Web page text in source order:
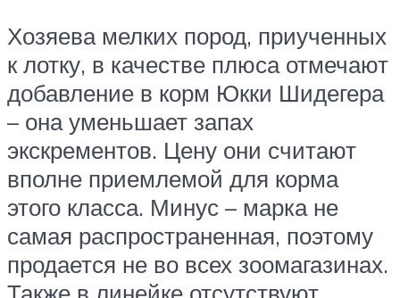
Хозяева мелких пород, приученных
к лотку, в качестве плюса отмечают
добавление в корм Юкки Шидегера
– она уменьшает запах
экскрементов. Цену они считают
вполне приемлемой для корма
этого класса. Минус – марка не
самая распространенная, поэтому
продается не во всех зоомагазинах.